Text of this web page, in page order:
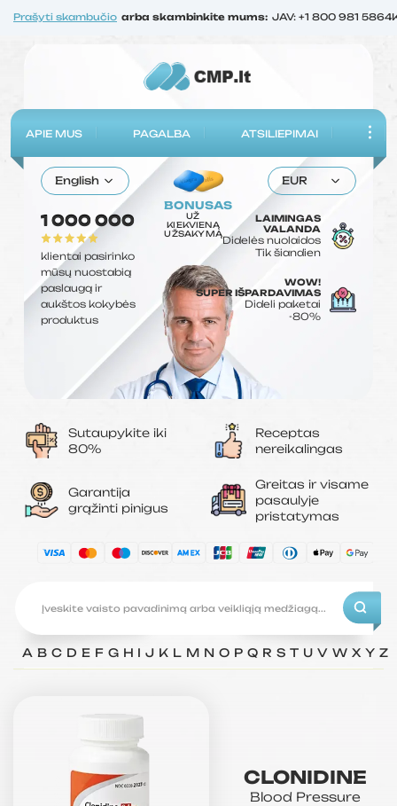
Prašyti skambučio arba skambinkite mums: JAV: +1 800 981 5864
APIE MUS PAGALBA ATSILIEPIMAI
BONUSAS
UŽ
KIEKVIENĄ
UŽSAKYMĄ
English EUR
1 000 000
klientai pasirinko
mūsų nuostabią
paslaugą ir
aukštos kokybės
produktus
LAIMINGAS
VALANDA
Didelės nuolaidos
Tik šiandien
WOW!
SUPER IŠPARDAVIMAS
Dideli paketai
-80%
Sutaupykite iki
80%
Receptas
nereikalingas
Garantija
grąžinti pinigus
Greitas ir visame
pasaulyje
pristatymas
A B C D E F G H I J K L M N O P Q R S T U V W X Y Z
CLONIDINE
Blood Pressure